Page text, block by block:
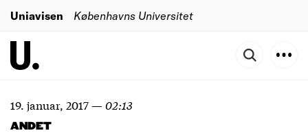
Uniavisen Københavns Universitet
19. januar, 2017—02:13
ANDET